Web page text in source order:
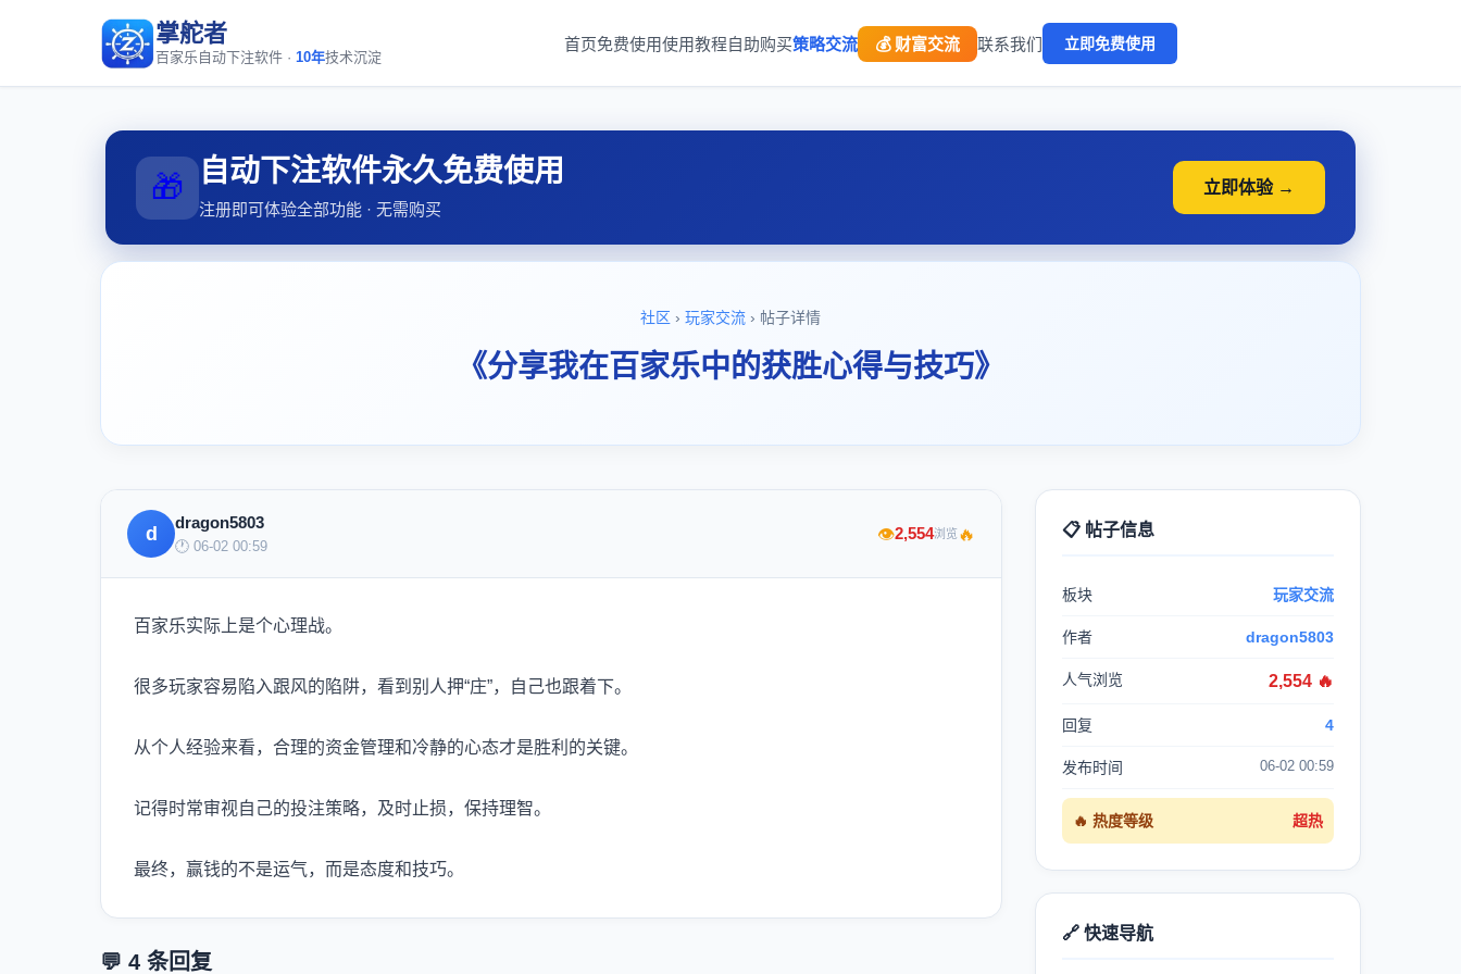
掌舵者
百家乐自动下注软件 · 10年技术沉淀
首页免费使用使用教程自助购买策略交流 💰 财富交流 联系我们 立即免费使用
🎁 自动下注软件永久免费使用
注册即可体验全部功能 · 无需购买
立即体验 →
社区 › 玩家交流 › 帖子详情
《分享我在百家乐中的获胜心得与技巧》
d
dragon5803
🕐 06-02 00:59
👁2,554浏览🔥
百家乐实际上是个心理战。
很多玩家容易陷入跟风的陷阱，看到别人押“庄”，自己也跟着下。
从个人经验来看，合理的资金管理和冷静的心态才是胜利的关键。
记得时常审视自己的投注策略，及时止损，保持理智。
最终，赢钱的不是运气，而是态度和技巧。
💬 4 条回复
📋 帖子信息
板块 玩家交流
作者 dragon5803
人气浏览 2,554 🔥
回复 4
发布时间 06-02 00:59
🔥 热度等级 超热
🔗 快速导航